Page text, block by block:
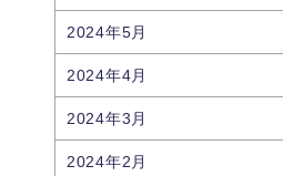
2024年5月
2024年4月
2024年3月
2024年2月